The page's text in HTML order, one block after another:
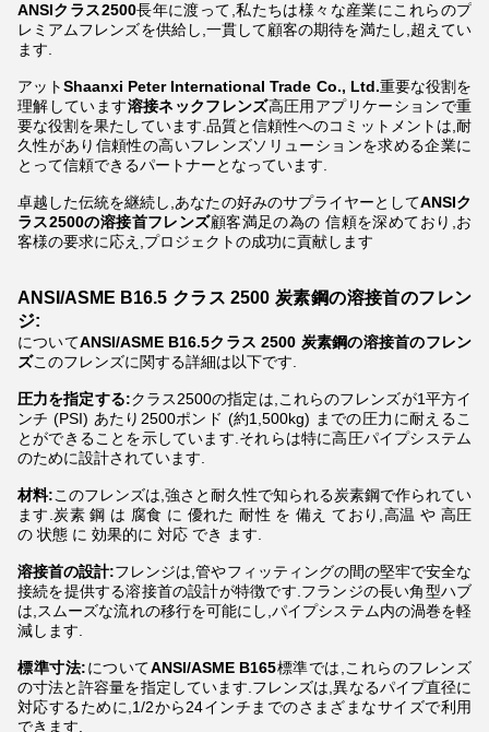
ANSIクラス2500長年に渡って,私たちは様々な産業にこれらのプ
レミアムフレンズを供給し,一貫して顧客の期待を満たし,超えてい
ます.
アットShaanxi Peter International Trade Co., Ltd.重要な役割を
理解しています溶接ネックフレンズ高圧用アプリケーションで重
要な役割を果たしています.品質と信頼性へのコミットメントは,耐
久性があり信頼性の高いフレンズソリューションを求める企業に
とって信頼できるパートナーとなっています.
卓越した伝統を継続し,あなたの好みのサプライヤーとしてANSIク
ラス2500の溶接首フレンズ顧客満足の為の 信頼を深めており,お
客様の要求に応え,プロジェクトの成功に貢献します
ANSI/ASME B16.5 クラス 2500 炭素鋼の溶接首のフレン
ジ:
についてANSI/ASME B16.5クラス 2500 炭素鋼の溶接首のフレン
ズこのフレンズに関する詳細は以下です.
圧力を指定する:クラス2500の指定は,これらのフレンズが1平方イ
ンチ (PSI) あたり2500ポンド (約1,500kg) までの圧力に耐えるこ
とができることを示しています.それらは特に高圧パイプシステム
のために設計されています.
材料:このフレンズは,強さと耐久性で知られる炭素鋼で作られてい
ます.炭素 鋼 は 腐食 に 優れた 耐性 を 備え ており,高温 や 高圧
の 状態 に 効果的に 対応 でき ます.
溶接首の設計:フレンジは,管やフィッティングの間の堅牢で安全な
接続を提供する溶接首の設計が特徴です.フランジの長い角型ハブ
は,スムーズな流れの移行を可能にし,パイプシステム内の渦巻を軽
減します.
標準寸法:についてANSI/ASME B165標準では,これらのフレンズ
の寸法と許容量を指定しています.フレンズは,異なるパイプ直径に
対応するために,1/2から24インチまでのさまざまなサイズで利用
できます.